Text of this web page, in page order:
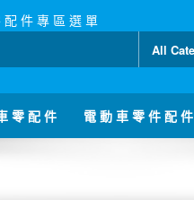
件 專 區 選 單
零 配 件 電 動 車 零 件 配 件